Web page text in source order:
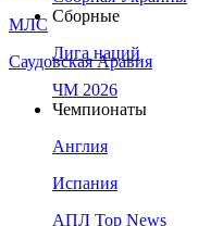
МЛС
Саудовская Аравия
Сборные
Лига наций
ЧМ 2026
Чемпионаты
Англия
Испания
АПЛ Top News